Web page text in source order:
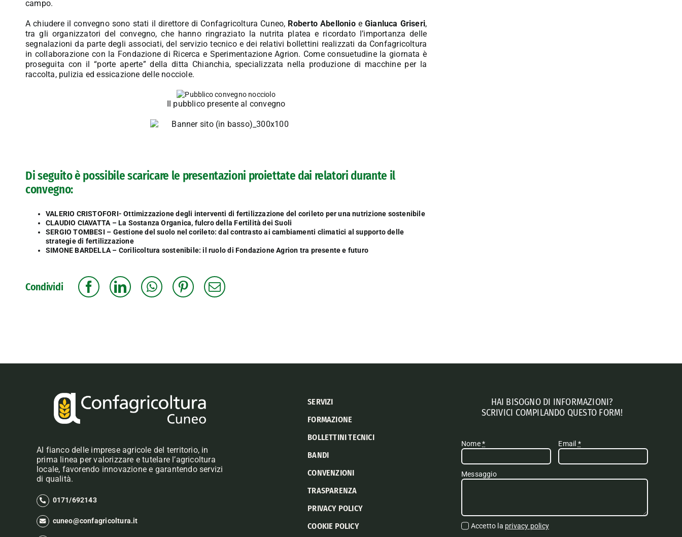
campo.
A chiudere il convegno sono stati il direttore di Confagricoltura Cuneo, Roberto Abellonioe Gianluca Griseri,
tra gli organizzatori del convegno, che hanno ringraziato la nutrita platea e ricordato l’importanza delle
segnalazioni da parte degli associati, del servizio tecnico e dei relativi bollettini realizzati da Confagricoltura
in collaborazione con la Fondazione di Ricerca e Sperimentazione Agrion. Come consuetudine la giornata è
proseguita con il “porte aperte” della ditta Chianchia, specializzata nella produzione di macchine per la
raccolta, pulizia ed essicazione delle nocciole.
Il pubblico presente al convegno
Di seguito è possibile scaricare le presentazioni proiettate dai relatori durante il
convegno:
VALERIO CRISTOFORI- Ottimizzazione degli interventi di fertilizzazione del corileto per una nutrizione sostenibile
CLAUDIO CIAVATTA – La Sostanza Organica, fulcro della Fertilità dei Suoli
SERGIO TOMBESI – Gestione del suolo nel corileto: dal contrasto ai cambiamenti climatici al supporto delle
strategie di fertilizzazione
SIMONE BARDELLA – Corilicoltura sostenibile: il ruolo di Fondazione Agrion tra presente e futuro
Condividi
Al fianco delle imprese agricole del territorio, in
prima linea per valorizzare e tutelare l’agricoltura
locale, favorendo innovazione e garantendo servizi
di qualità.
0171/692143
cuneo@confagricoltura.it
SERVIZI
FORMAZIONE
BOLLETTINI TECNICI
BANDI
CONVENZIONI
TRASPARENZA
PRIVACY POLICY
COOKIE POLICY
HAI BISOGNO DI INFORMAZIONI?
SCRIVICI COMPILANDO QUESTO FORM!
Nome* Email *
Messaggio
Accetto la privacy policy